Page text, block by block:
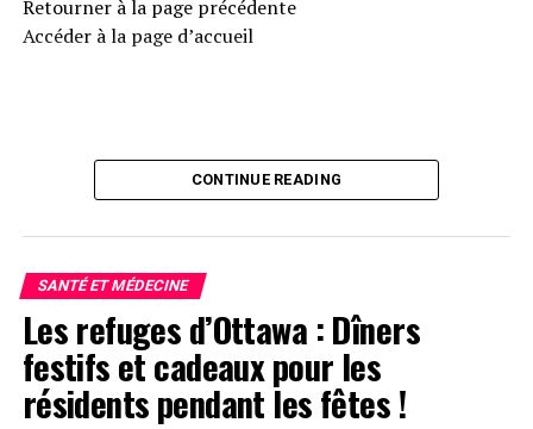
Retourner à la page précédente
Accéder à la page d’accueil
CONTINUE READING
SANTÉ ET MÉDECINE
Les refuges d’Ottawa : Dîners
festifs et cadeaux pour les
résidents pendant les fêtes !